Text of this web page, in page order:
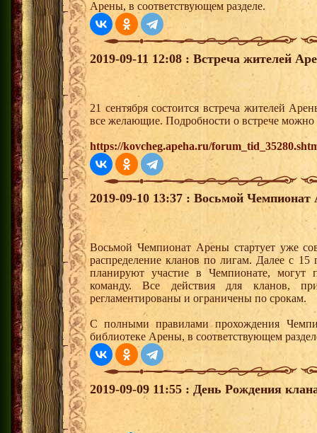
Арены, в соответствующем разделе.
2019-09-11 12:08 : Встреча жителей
21 сентября состоится встреча жителей
все желающие. Подробности о встрече можно
https://kovcheg.apeha.ru/
2019-09-10 13:37 : Восьмой
Восьмой Чемпионат Арены стартует уже
распределение кланов по лигам. Далее с 15
планируют участие в Чемпионате, могут
команду. Все действия для кланов,
регламентированы и ограничены по срокам.
С полными правилами прохождения
библиотеке Арены, в соответствующем
2019-09-09 11:55 : День Рождения